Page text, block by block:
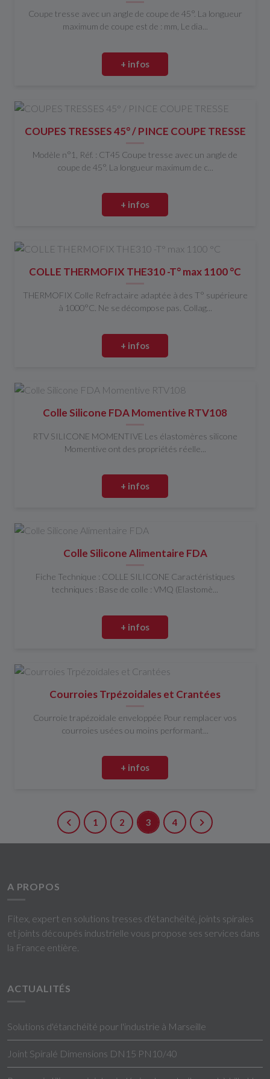
Coupe tresse avec un angle de coupe de 45°. La longueur
maximum de coupe est de : mm, Le dia...
+ infos
COUPES TRESSES 45° / PINCE COUPE TRESSE
Modèle n°1, Réf. : CT45 Coupe tresse avec un angle de
coupe de 45°. La longueur maximum de c...
+ infos
COLLE THERMOFIX THE310 -T° max 1100 °C
THERMOFIX Colle Refractaire adaptée à des T° supérieure
à 1000°C. Ne se décompose pas. Collag...
+ infos
Colle Silicone FDA Momentive RTV108
RTV SILICONE MOMENTIVE Les élastomères silicone
Momentive ont des propriétés réelle...
+ infos
Colle Silicone Alimentaire FDA
Fiche Technique : COLLE SILICONE Caractéristiques
techniques : Base de colle : VMQ (Elastomè...
+ infos
Courroies Trpézoidales et Crantées
Courroie trapézoidale enveloppée Pour remplacer vos
courroies usées ou moins performant...
+ infos
1 2 3 4
A PROPOS
Fitex, expert en solutions tresses d'étanchéité, joints spirales
et joints découpés industrielle vous propose ses services dans
la France entière.
ACTUALITÉS
Solutions d'étanchéité pour l'industrie à Marseille
Joint Spiralé Dimensions DN15 PN10/40